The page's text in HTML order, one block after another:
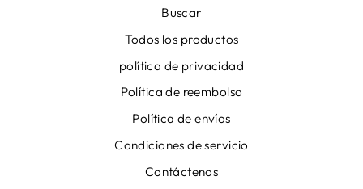
Buscar
Todos los productos
política de privacidad
Política de reembolso
Política de envíos
Condiciones de servicio
Contáctenos